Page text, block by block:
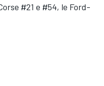
#21 e #54, le Ford-